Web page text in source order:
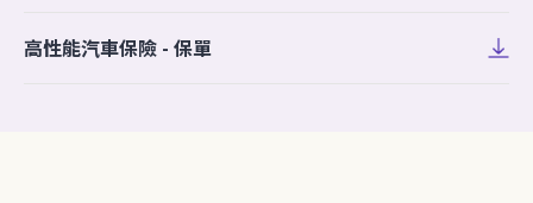
高性能汽車保險 - 保單